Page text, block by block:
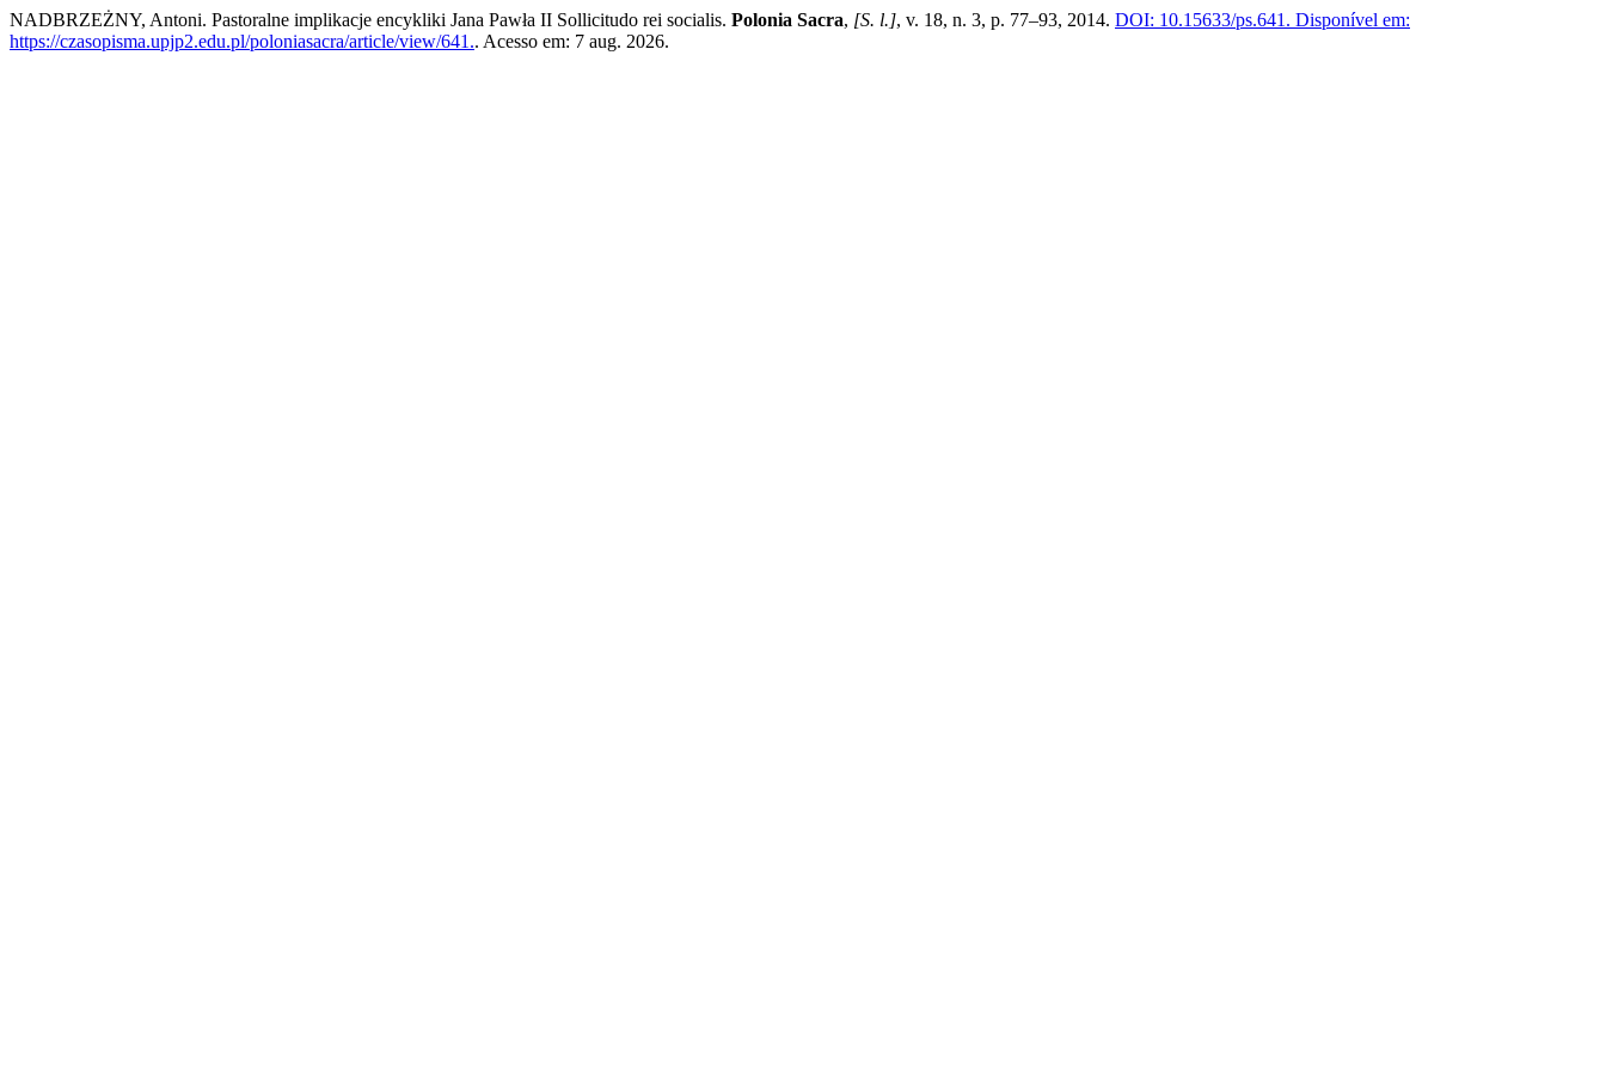
NADBRZEŻNY, Antoni. Pastoralne implikacje encykliki Jana Pawła II Sollicitudo rei socialis. Polonia Sacra, [S. l.], v. 18, n. 3, p. 77–93, 2014. DOI: 10.15633/ps.641. Disponível em:
https://czasopisma.upjp2.edu.pl/poloniasacra/article/view/641.. Acesso em: 7 aug. 2026.